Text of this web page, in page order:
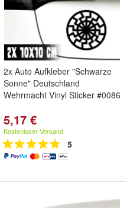
2x Auto Aufkleber "Schwarze
Sonne" Deutschland
Wehrmacht Vinyl Sticker #0086
5,17 €
Kostenloser Versand
5